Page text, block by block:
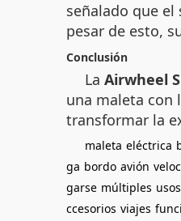
señalado que
pesar de esto,
Conclusión
La Airwheel
una maleta con
transformar la
maleta eléctrica
ga bordo avión
garse múltiples usos
ccesorios viajes